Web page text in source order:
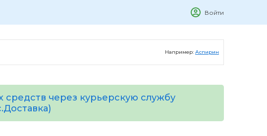
Войти
Например: Аспирин
средств через курьерскую службу